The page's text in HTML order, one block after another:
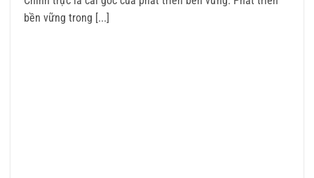
bền vững trong [...]